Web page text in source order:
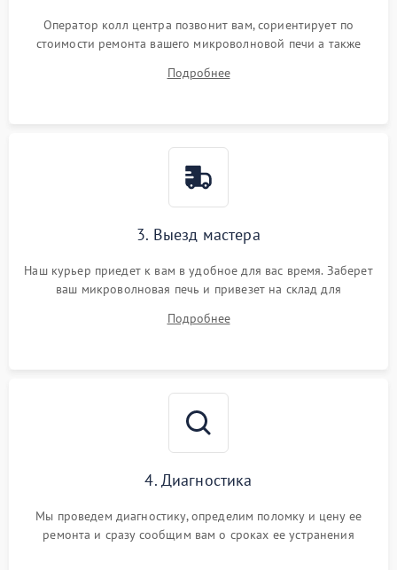
Оператор колл центра позвонит вам, сориентирует по
стоимости ремонта вашего микроволновой печи а также
Подробнее
3. Выезд мастера
Наш курьер приедет к вам в удобное для вас время. Заберет
ваш микроволновая печь и привезет на склад для
Подробнее
4. Диагностика
Мы проведем диагностику, определим поломку и цену ее
ремонта и сразу сообщим вам о сроках ее устранения